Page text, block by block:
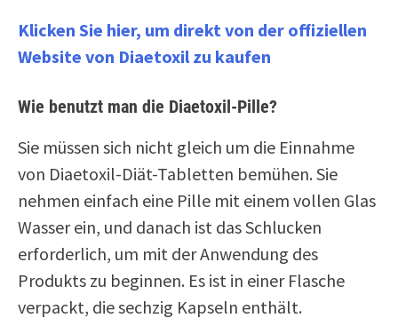
Klicken Sie hier, um direkt von der offiziellen
Website von Diaetoxil zu kaufen
Wie benutzt man die Diaetoxil-Pille?
Sie müssen sich nicht gleich um die Einnahme
von Diaetoxil-Diät-Tabletten bemühen. Sie
nehmen einfach eine Pille mit einem vollen Glas
Wasser ein, und danach ist das Schlucken
erforderlich, um mit der Anwendung des
Produkts zu beginnen. Es ist in einer Flasche
verpackt, die sechzig Kapseln enthält.